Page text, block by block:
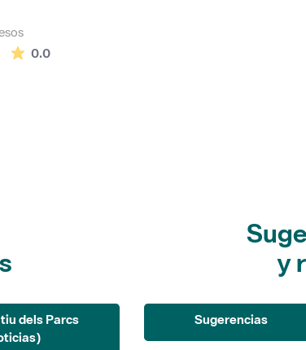
0.0La valoración media es de 0 estrellas de 5.
dels Parcs
y
Sugerencias